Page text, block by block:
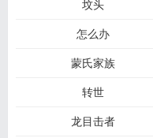
坟头
怎么办
蒙氏家族
转世
龙目击者